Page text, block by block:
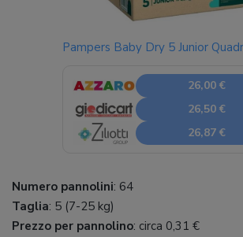
Pampers Baby Dry 5 Junior
26,00 €
26,50 €
26,87 €
Numero pannolini: 64
Taglia: 5 (7-25 kg)
Prezzo per pannolino: circa 0,31 €